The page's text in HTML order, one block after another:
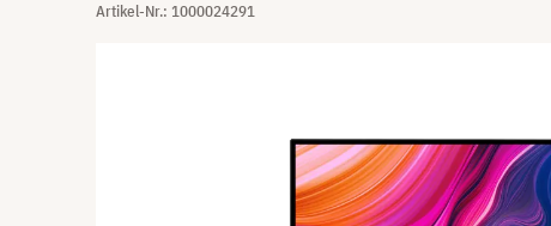
Artikel-Nr.: 1000024291